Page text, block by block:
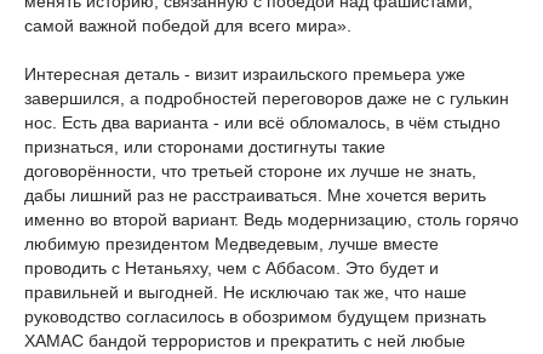
самой важной победой для всего мира».
Интересная деталь - визит израильского премьера уже
завершился, а подробностей переговоров даже не с гулькин
нос. Есть два варианта - или всё обломалось, в чём стыдно
признаться, или сторонами достигнуты такие
договорённости, что третьей стороне их лучше не знать,
дабы лишний раз не расстраиваться. Мне хочется верить
именно во второй вариант. Ведь модернизацию, столь горячо
любимую президентом Медведевым, лучше вместе
проводить с Нетаньяху, чем с Аббасом. Это будет и
правильней и выгодней. Не исключаю так же, что наше
руководство согласилось в обозримом будущем признать
ХАМАС бандой террористов и прекратить с ней любые